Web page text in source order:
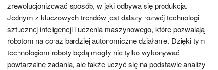
zrewolucjonizować sposób, w jaki odbywa się produkcja.
Jednym z kluczowych trendów jest dalszy rozwój technologii
sztucznej inteligencji i uczenia maszynowego, które pozwalają
robotom na coraz bardziej autonomiczne działanie. Dzięki tym
technologiom roboty będą mogły nie tylko wykonywać
powtarzalne zadania, ale także uczyć się na podstawie analizy